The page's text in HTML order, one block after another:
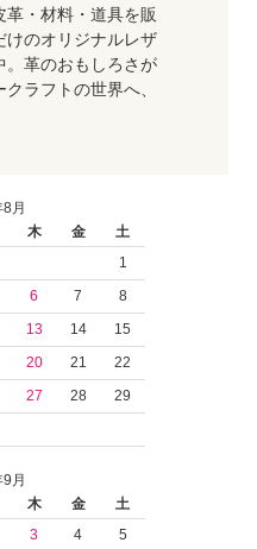
・材料・道具を販
けのオリジナルレザ
。革のおもしろさが
ラフトの世界へ、
月
木 金
土
1
6 7
8
13 14
15
20 21
22
27 28
29
月
木 金
土
3 4
5